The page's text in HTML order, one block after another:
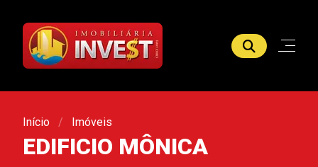
Início Imóveis
EDIFICIO MÔNICA